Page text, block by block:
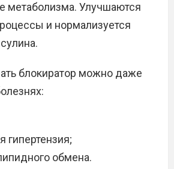
метаболизма. Улучшаются
и нормализуется
блокиратор можно даже
гипертензия;
обмена.